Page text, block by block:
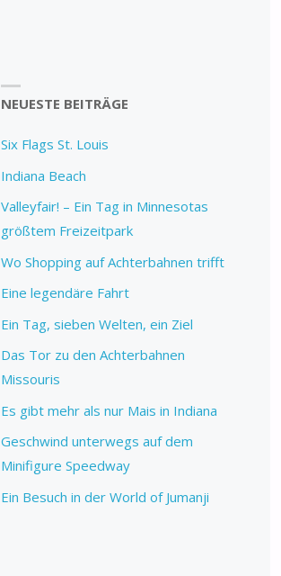
NEUESTE BEITRÄGE
Six Flags St. Louis
Indiana Beach
Valleyfair! – Ein Tag in Minnesotas
größtem Freizeitpark
Wo Shopping auf Achterbahnen trifft
Eine legendäre Fahrt
Ein Tag, sieben Welten, ein Ziel
Das Tor zu den Achterbahnen
Missouris
Es gibt mehr als nur Mais in Indiana
Geschwind unterwegs auf dem
Minifigure Speedway
Ein Besuch in der World of Jumanji